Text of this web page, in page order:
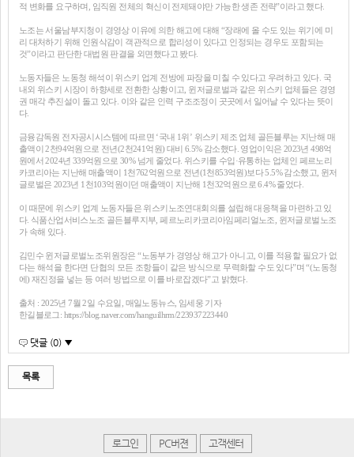
적 변화를 요구하며, 임직원 전체의 혁신이 전제돼야만 가능한 생존 전략”이라고 했다.
노조는 서울남부지청이 경영상 이유에 의한 해고에 대해 “장래에 올 수도 있는 위기에 미
리 대처하기 위해 인원삭감이 객관적으로 합리성이 있다고 인정되는 경우도 포함되는
것”이라고 판단한 대법원 판결을 외면했다고 봤다.
노동자들은 노동청 해석이 위스키 업계 전방에 파장을 미칠 수 있다고 우려하고 있다. 국
내외 위스키 시장이 하향세로 전환한 상황이고, 윈저글로벌과 같은 위스키 업체들은 경영
권 매각 추진설이 돌고 있다. 이와 같은 인력 구조조정이 곳곳에서 일어날 수 있다는 뜻이
다.
금융감독원 전자공시시스템에 따르면 ‘국내 1위’ 위스키 제조 업체 골든블루는 지난해 매
출액이 2천94억원으로 전년(2천241억원) 대비 6.5% 감소했다. 영업이익은 2023년 498억
원에서 2024년 339억원으로 30% 넘게 줄었다. 위스키를 수입·유통하는 업체인 페르노리
카코리아는 지난해 매출액이 1천762억원으로 전년(1천853억원)보다 5.5% 감소했고, 윈저
글로벌은 2023년 1천103억원이던 매출액이 지난해 1천32억원으로 6.4% 줄었다.
이 때문에 위스키 업계 노동자들은 위스키노조연대회의를 설립해 대응책을 마련하고 있
다. 식품산업서비스노조 골든블루지부, 페르노리카코리아임페리얼노조, 윈저글로벌노조
가 속해 있다.
김민수 윈저글로벌노조위원장은 “노동부가 경영상 해고가 아니고, 이를 적용할 필요가 없
다는 해석을 한다면 단협의 모든 조항들이 같은 방식으로 무력화할 수도 있다”며 “(노동청
에) 재진정을 넣는 등 여러 방법으로 이를 바로잡겠다”고 밝혔다.
출처 : 2025년 7월 2일 수요일, 매일노동뉴스, 임세웅 기자
한길블로그: https://blog.naver.com/hanguilhrm/223937223440
댓글 (0) ▼
목록
로그인 PC버젼 고객센터